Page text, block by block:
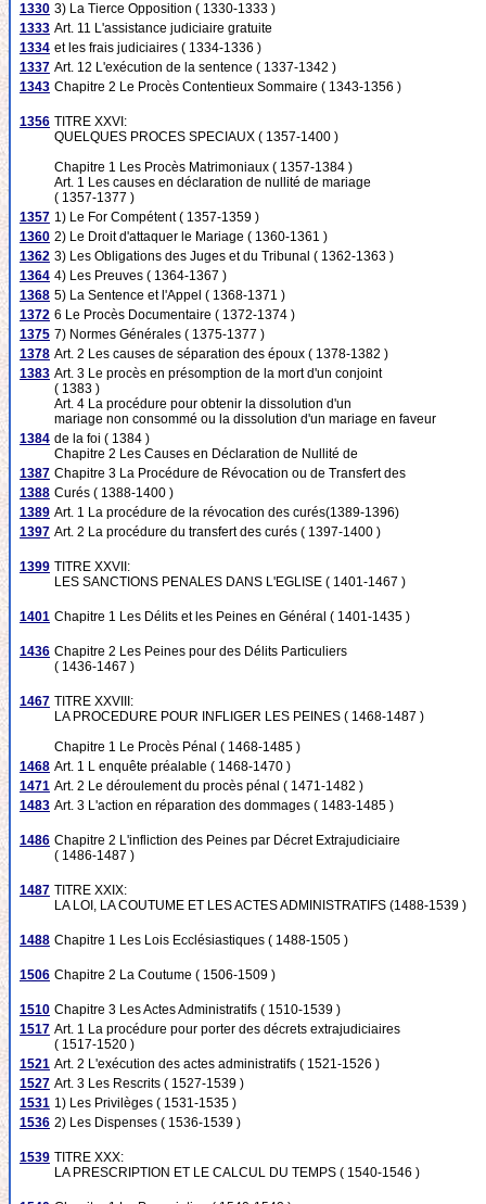
1330 3) La Tierce Opposition ( 1330-1333 )
1333 Art. 11 L'assistance judiciaire gratuite
1334 et les frais judiciaires ( 1334-1336 )
1337 Art. 12 L'exécution de la sentence ( 1337-1342 )
1343 Chapitre 2 Le Procès Contentieux Sommaire ( 1343-1356 )
1356 TITRE XXVI:
QUELQUES PROCES SPECIAUX ( 1357-1400 )
Chapitre 1 Les Procès Matrimoniaux ( 1357-1384 )
Art. 1 Les causes en déclaration de nullité de mariage
( 1357-1377 )
1357 1) Le For Compétent ( 1357-1359 )
1360 2) Le Droit d'attaquer le Mariage ( 1360-1361 )
1362 3) Les Obligations des Juges et du Tribunal ( 1362-1363 )
1364 4) Les Preuves ( 1364-1367 )
1368 5) La Sentence et l'Appel ( 1368-1371 )
1372 6 Le Procès Documentaire ( 1372-1374 )
1375 7) Normes Générales ( 1375-1377 )
1378 Art. 2 Les causes de séparation des époux ( 1378-1382 )
1383 Art. 3 Le procès en présomption de la mort d'un conjoint
( 1383 )
Art. 4 La procédure pour obtenir la dissolution d'un
mariage non consommé ou la dissolution d'un mariage en faveur
1384 de la foi ( 1384 )
Chapitre 2 Les Causes en Déclaration de Nullité de
1387 Chapitre 3 La Procédure de Révocation ou de Transfert des
1388 Curés ( 1388-1400 )
1389 Art. 1 La procédure de la révocation des curés(1389-1396)
1397 Art. 2 La procédure du transfert des curés ( 1397-1400 )
1399 TITRE XXVII:
LES SANCTIONS PENALES DANS L'EGLISE ( 1401-1467 )
1401 Chapitre 1 Les Délits et les Peines en Général ( 1401-1435 )
1436 Chapitre 2 Les Peines pour des Délits Particuliers
( 1436-1467 )
1467 TITRE XXVIII:
LA PROCEDURE POUR INFLIGER LES PEINES ( 1468-1487 )
Chapitre 1 Le Procès Pénal ( 1468-1485 )
1468 Art. 1 L enquête préalable ( 1468-1470 )
1471 Art. 2 Le déroulement du procès pénal ( 1471-1482 )
1483 Art. 3 L'action en réparation des dommages ( 1483-1485 )
1486 Chapitre 2 L'infliction des Peines par Décret Extrajudiciaire
( 1486-1487 )
1487 TITRE XXIX:
LA LOI, LA COUTUME ET LES ACTES ADMINISTRATIFS (1488-1539 )
1488 Chapitre 1 Les Lois Ecclésiastiques ( 1488-1505 )
1506 Chapitre 2 La Coutume ( 1506-1509 )
1510 Chapitre 3 Les Actes Administratifs ( 1510-1539 )
1517 Art. 1 La procédure pour porter des décrets extrajudiciaires
( 1517-1520 )
1521 Art. 2 L'exécution des actes administratifs ( 1521-1526 )
1527 Art. 3 Les Rescrits ( 1527-1539 )
1531 1) Les Privilèges ( 1531-1535 )
1536 2) Les Dispenses ( 1536-1539 )
1539 TITRE XXX:
LA PRESCRIPTION ET LE CALCUL DU TEMPS ( 1540-1546 )